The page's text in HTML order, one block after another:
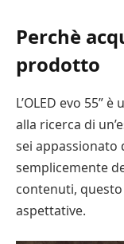
Perchè
prodotto
L’OLED evo 55”
alla ricerca di
sei appassionato
semplicemente
contenuti,
aspettative.